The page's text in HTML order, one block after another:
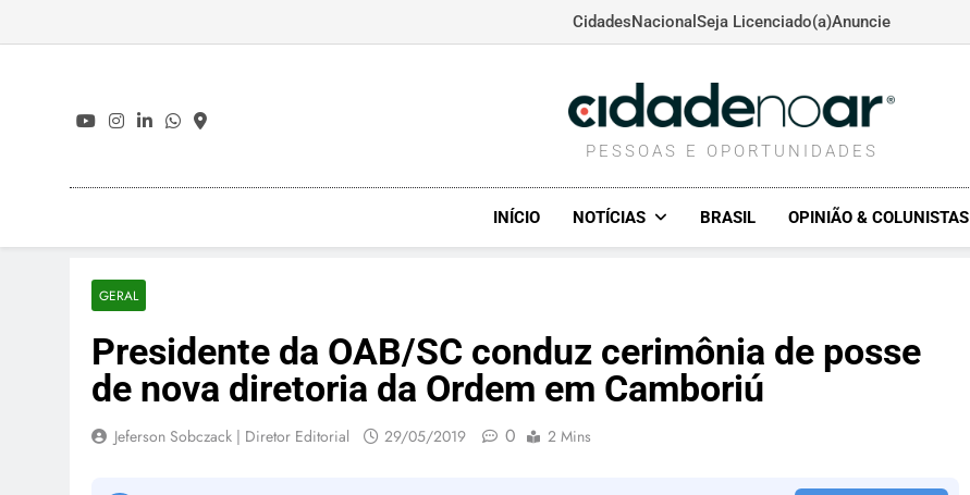
CidadesNacional Seja Licenciado(a)Anuncie
CIDADENOAR.COM
PESSOAS E OPORTUNIDADES
INÍCIO NOTÍCIAS BRASIL OPINIÃO & COLUNISTAS
GERAL
Presidente da OAB/SC conduz cerimônia de posse
de nova diretoria da Ordem em Camboriú
Jeferson Sobczack | Diretor Editorial 29/05/2019 0 2 Mins